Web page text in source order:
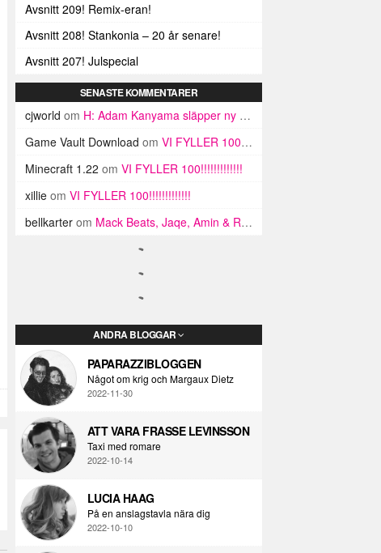
Avsnitt 209! Remix-eran!
Avsnitt 208! Stankonia – 20 år senare!
Avsnitt 207! Julspecial
SENASTE KOMMENTARER
cjworld om H: Adam Kanyama släpper ny EP och video
Game Vault Download om VI FYLLER 100!!!!!!!!!!!!!
Minecraft 1.22 om VI FYLLER 100!!!!!!!!!!!!!
xillie om VI FYLLER 100!!!!!!!!!!!!!
bellkarter om Mack Beats, Jaqe, Amin & Rosh: Chicken Teriyaki
ANDRA BLOGGAR
PAPARAZZIBLOGGEN
Något om krig och Margaux Dietz
2022-11-30
ATT VARA FRASSE LEVINSSON
Taxi med romare
2022-10-14
LUCIA HAAG
På en anslagstavla nära dig
2022-10-10